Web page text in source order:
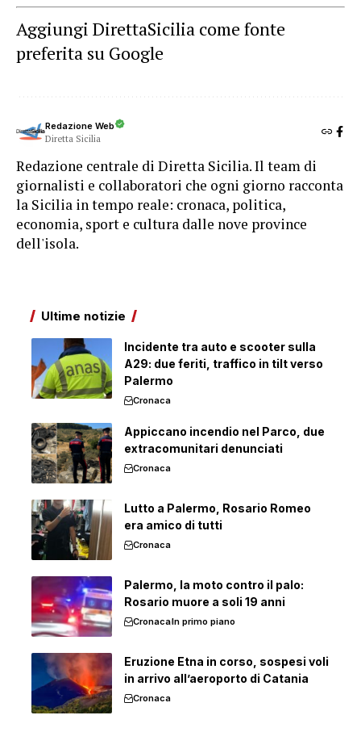
Aggiungi DirettaSicilia come fonte
preferita su Google
Redazione Web
Diretta Sicilia
Redazione centrale di Diretta Sicilia. Il team di
giornalisti e collaboratori che ogni giorno racconta
la Sicilia in tempo reale: cronaca, politica,
economia, sport e cultura dalle nove province
dell'isola.
Ultime notizie
Incidente tra auto e scooter sulla
A29: due feriti, traffico in tilt verso
Palermo
Cronaca
Appiccano incendio nel Parco, due
extracomunitari denunciati
Cronaca
Lutto a Palermo, Rosario Romeo
era amico di tutti
Cronaca
Palermo, la moto contro il palo:
Rosario muore a soli 19 anni
CronacaIn primo piano
Eruzione Etna in corso, sospesi voli
in arrivo all’aeroporto di Catania
Cronaca